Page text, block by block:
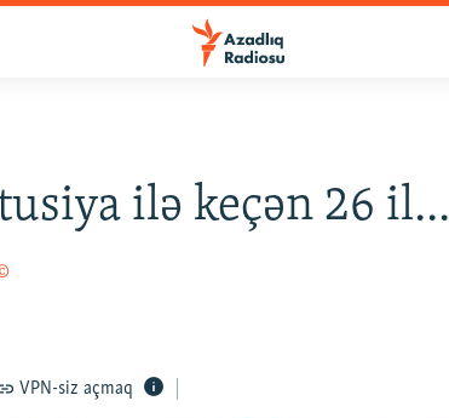
ilə keçən 26 il...
VPN-siz açmaq